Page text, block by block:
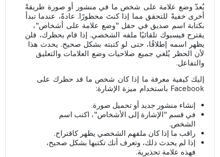
يُعدّ وضع علامة على شخص ما في منشور أو صورة طريقةً
أخرى خفيةً للتحقق مما إذا كنتَ محظورًا. عادةً، عندما تبدأ
بكتابة اسم صديق في حقل "وضع علامة على أشخاص"،
يقترح فيسبوك تلقائيًا ملفه الشخصي. إذا قام بحظرك، فلن
يظهر اسمه إطلاقًا، حتى لو كتبته بشكل صحيح. يحدث هذا
لأن الحظر يُلغي جميع صلاحيات وضع العلامات والتعليق
والتفاعل.
إليك كيفية معرفة ما إذا كان شخص ما قد حظرك على
Facebook باستخدام ميزة الإشارة:
إنشاء منشور جديد أو تحميل صورة.
في قسم "الإشارة إلى الأشخاص"، اكتب اسم
الشخص.
راقب ما إذا كان ملفهم الشخصي يظهر كاقتراح.
إذا لم يحدث ذلك، وتعرف أنك تكتبها بشكل صحيح،
فهذه علامة تحذيرية.